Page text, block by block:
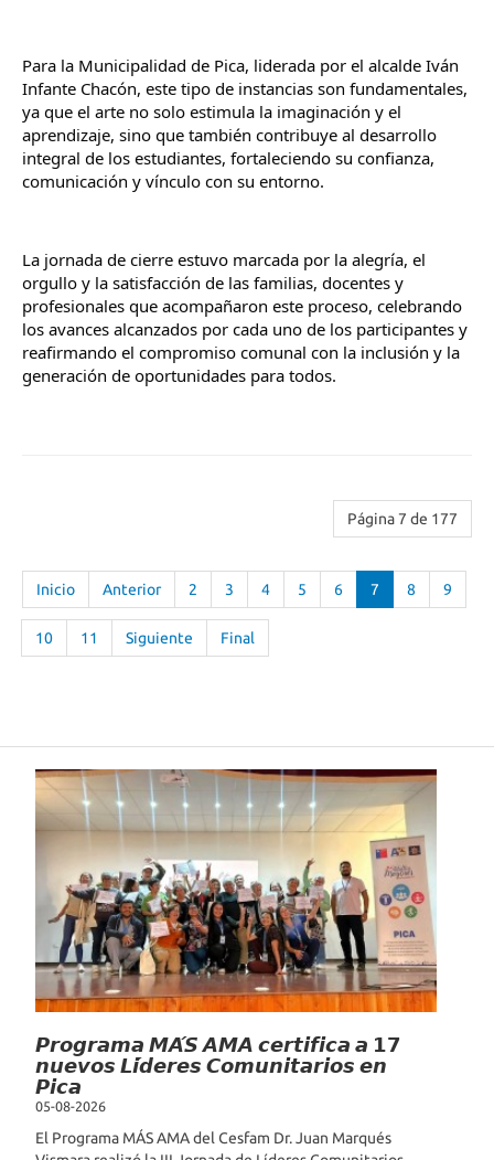
Para la Municipalidad de Pica, liderada por el alcalde Iván
Infante Chacón, este tipo de instancias son fundamentales,
ya que el arte no solo estimula la imaginación y el
aprendizaje, sino que también contribuye al desarrollo
integral de los estudiantes, fortaleciendo su confianza,
comunicación y vínculo con su entorno.
La jornada de cierre estuvo marcada por la alegría, el
orgullo y la satisfacción de las familias, docentes y
profesionales que acompañaron este proceso, celebrando
los avances alcanzados por cada uno de los participantes y
reafirmando el compromiso comunal con la inclusión y la
generación de oportunidades para todos.
Página 7 de 177
Inicio Anterior 2 3 4 5 6 7 8 9
10 11 Siguiente Final
𝙋𝙧𝙤𝙜𝙧𝙖𝙢𝙖 𝙈𝘼́𝙎 𝘼𝙈𝘼 𝙘𝙚𝙧𝙩𝙞𝙛𝙞𝙘𝙖 𝙖 𝟭𝟳
𝙣𝙪𝙚𝙫𝙤𝙨 𝙇𝙞́𝙙𝙚𝙧𝙚𝙨 𝘾𝙤𝙢𝙪𝙣𝙞𝙩𝙖𝙧𝙞𝙤𝙨 𝙚𝙣
𝙋𝙞𝙘𝙖
05-08-2026
El Programa MÁS AMA del Cesfam Dr. Juan Marqués